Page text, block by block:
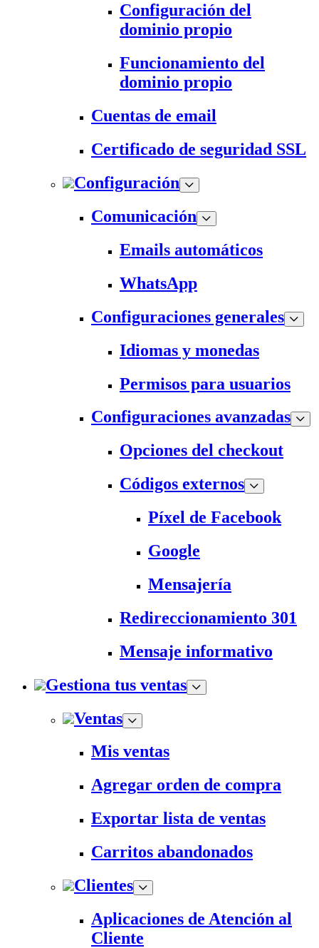
Configuración del
dominio propio
Funcionamiento del
dominio propio
Cuentas de email
Certificado de seguridad SSL
Configuración
Comunicación
Emails automáticos
WhatsApp
Configuraciones generales
Idiomas y monedas
Permisos para usuarios
Configuraciones avanzadas
Opciones del checkout
Códigos externos
Píxel de Facebook
Google
Mensajería
Redireccionamiento 301
Mensaje informativo
Gestiona tus ventas
Ventas
Mis ventas
Agregar orden de compra
Exportar lista de ventas
Carritos abandonados
Clientes
Aplicaciones de Atención al
Cliente